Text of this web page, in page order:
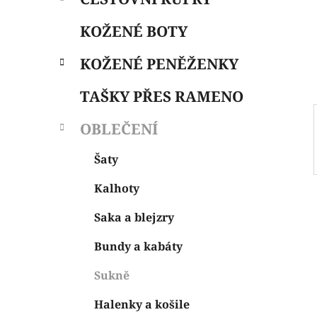
p
l
KOŽENÉ BOTY
KOŽENÉ PENĚŽENKY
TAŠKY PŘES RAMENO
OBLEČENÍ
Šaty
Kalhoty
Saka a blejzry
Bundy a kabáty
Sukně
Halenky a košile